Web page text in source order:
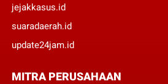
jejakkasus.id
suaradaerah.id
update24jam.id
MITRA PERUSAHAAN